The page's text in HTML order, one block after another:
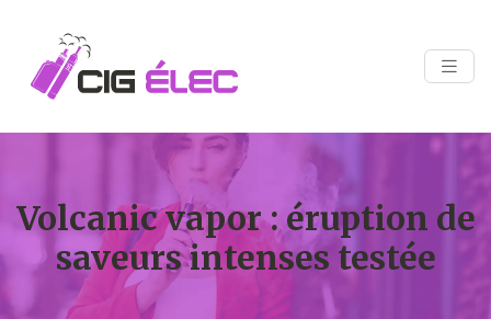
Volcanic vapor : éruption de
saveurs intenses testée